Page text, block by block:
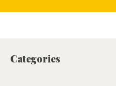
Categories